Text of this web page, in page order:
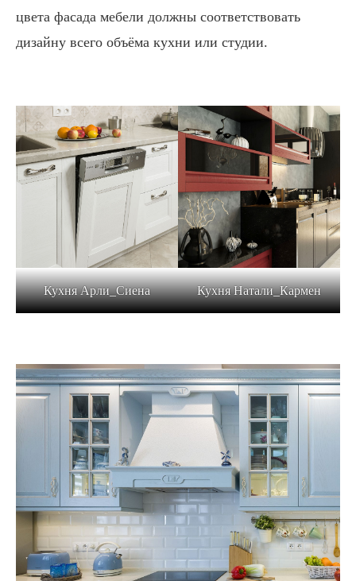
цвета фасада мебели должны соответствовать
дизайну всего объёма кухни или студии.
Кухня Арли_Сиена Кухня Натали_Кармен